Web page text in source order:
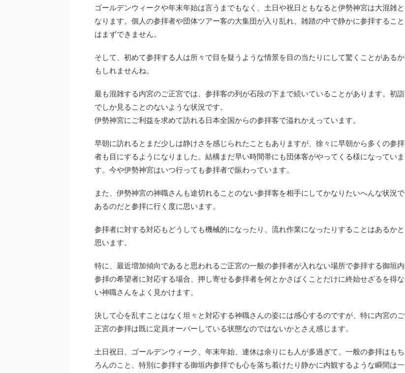
ゴールデンウィークや年末年始は言うまでもなく、土日や祝日ともなると伊勢神宮は大混雑と
なります。個人の参拝者や団体ツアー客の大集団が入り乱れ、雑踏の中で静かに参拝すること
はまずできません。
そして、初めて参拝する人は所々で目を疑うような情景を目の当たりにして驚くことがあるか
もしれませんね。
最も混雑する内宮のご正宮では、参拝客の列が石段の下まで続いていることがあります。初詣
でしか見ることのないような状況です。
伊勢神宮にご利益を求めて訪れる日本全国からの参拝客で溢れかえっています。
早朝に訪れるとまだ少しは静けさを感じられたこともありますが、徐々に早朝から多くの参拝
者も目にするようになりました。結構まだ早い時間帯にも団体客がやってくる様になっていま
す。今や伊勢神宮はいつ行っても参拝者で賑わっています。
また、伊勢神宮の神職さんも途切れることのない参拝客を相手にしてかなりたいへんな状況で
あるのだと参拝に行く度に思います。
参拝者に対する対応もどうしても機械的になったり、流れ作業になったりすることはあるかと
思います。
特に、最近増加傾向であると思われるご正宮の一般の参拝者が入れない場所で参拝する御垣内
参拝の希望者に対応する場合、押し寄せる参拝者を何とかさばくことだけに終始せざるを得な
い神職さんをよく見かけます。
決して心を乱すことはなく坦々と対応する神職さんの姿には感心するのですが、特に内宮のご
正宮の参拝は既に定員オーバーしている状態なのではないかとさえ感じます。
土日祝日、ゴールデンウィーク、年末年始、連休は余りにも人が多過ぎて、一般の参拝はもち
ろんのこと、特別に参拝する御垣内参拝でも心を落ち着けたり静かに内観するような瞬間は一